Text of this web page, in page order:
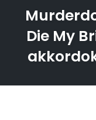
Die My